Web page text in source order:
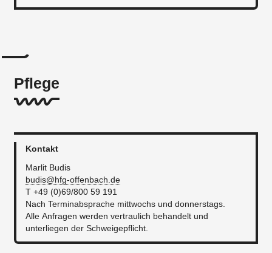
Pflege
Kontakt
Marlit Budis
budis@hfg-offenbach.de
T +49 (0)69/800 59 191
Nach Terminabsprache mittwochs und donnerstags.
Alle Anfragen werden vertraulich behandelt und
unterliegen der Schweigepflicht.